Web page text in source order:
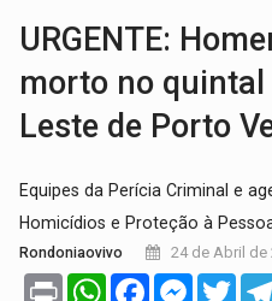
URGENTE:
morto no quintal
Leste de Porto
Equipes da Perícia Criminal e
Homicídios e Proteção à
Rondoniaovivo 24 de Abril de
Print WhatsAppFacebook